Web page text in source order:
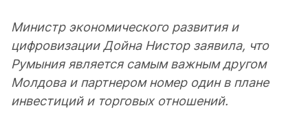
Министр экономического развития и
цифровизации Дойна Нистор заявила, что
Румыния является самым важным другом
Молдова и партнером номер один в плане
инвестиций и торговых отношений.